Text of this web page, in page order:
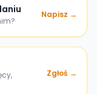
Napisz →
Zgłoś →